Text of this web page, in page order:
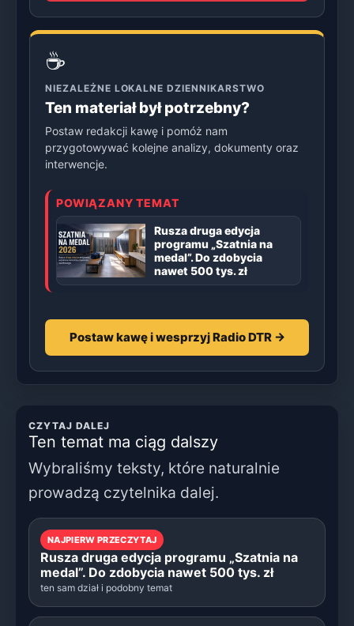
☕
NIEZALEŻNE LOKALNE DZIENNIKARSTWO
Ten materiał był potrzebny?
Postaw redakcji kawę i pomóż nam
przygotowywać kolejne analizy, dokumenty oraz
interwencje.
POWIĄZANY TEMAT
Rusza druga edycja
programu „Szatnia na
medal”. Do zdobycia
nawet 500 tys. zł
Postaw kawę i wesprzyj Radio DTR →
CZYTAJ DALEJ
Ten temat ma ciąg dalszy
Wybraliśmy teksty, które naturalnie
prowadzą czytelnika dalej.
NAJPIERW PRZECZYTAJ
Rusza druga edycja programu „Szatnia na
medal”. Do zdobycia nawet 500 tys. zł
ten sam dział i podobny temat